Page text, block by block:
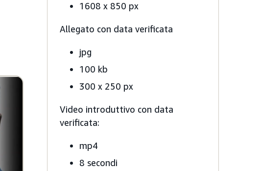
1608 x 850 px
Allegato con data verificata
jpg
100 kb
300 x 250 px
Video introduttivo con data
verificata:
mp4
8 secondi